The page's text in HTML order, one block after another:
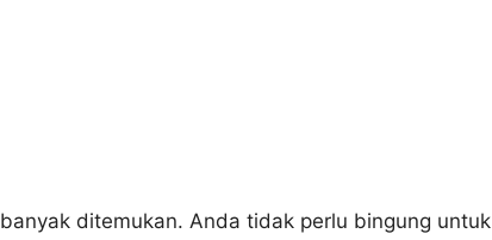
ditemukan. Anda tidak perlu bingung untuk